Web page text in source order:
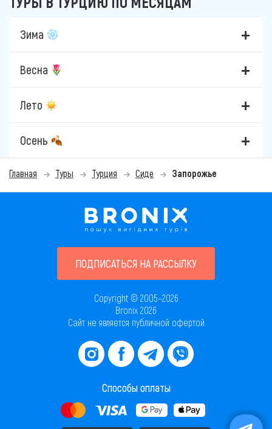
Зима
Весна
Лето
Осень
Главная Туры Турция Сиде Запорожье
ПОДПИСАТЬСЯ НА РАССЫЛКУ
Copyright © 2005–2026
Bronix 2026
Сайт не является публичной офертой
Способы оплаты